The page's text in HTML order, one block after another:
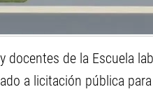
docentes de la Escuela
a licitación pública